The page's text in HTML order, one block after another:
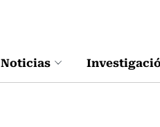
Noticias